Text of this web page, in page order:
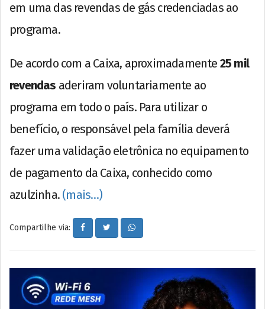
em uma das revendas de gás credenciadas ao
programa.
De acordo com a Caixa, aproximadamente 25 mil
revendas aderiram voluntariamente ao
programa em todo o país. Para utilizar o
benefício, o responsável pela família deverá
fazer uma validação eletrônica no equipamento
de pagamento da Caixa, conhecido como
azulzinha. (mais…)
Compartilhe via: